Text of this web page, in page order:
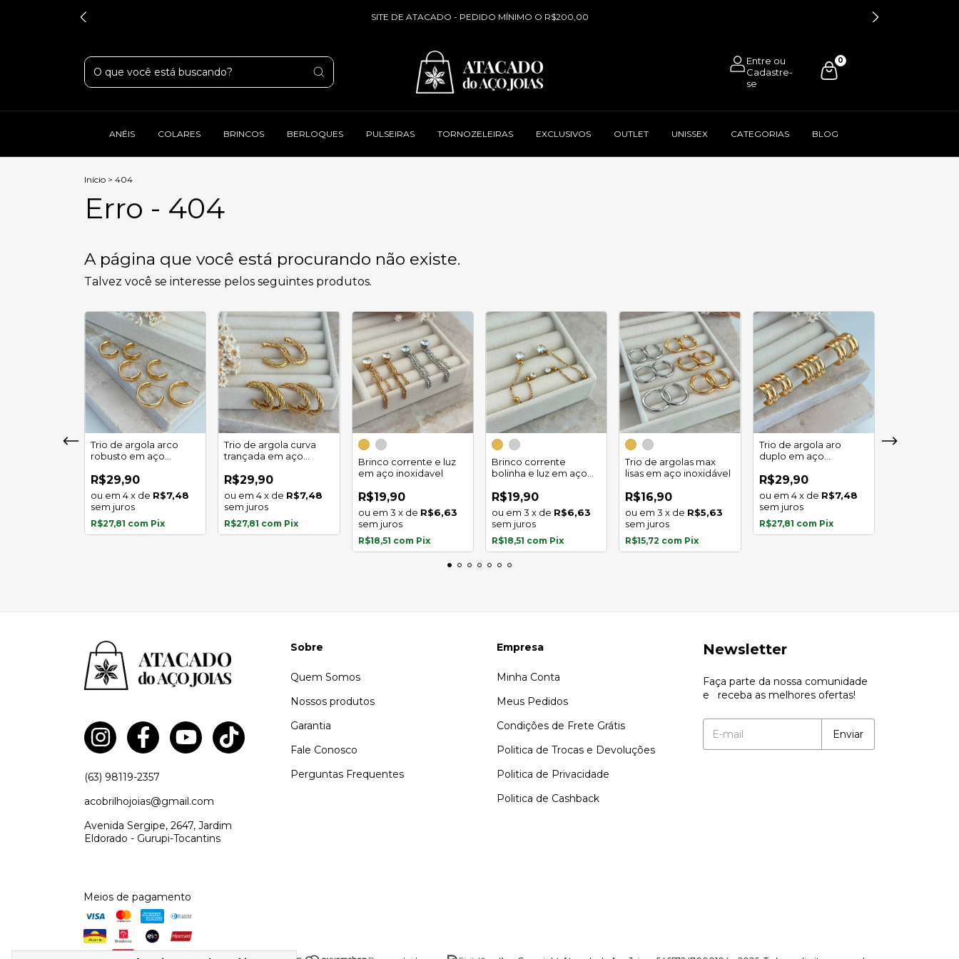
SITE DE ATACADO - PEDIDO MÍNIMO O R$200,00
0
ANÉIS COLARES BRINCOS BERLOQUES PULSEIRAS TORNOZELEIRAS EXCLUSIVOS OUTLET UNISSEX CATEGORIAS BLOG
Início > 404
Erro - 404
A página que você está procurando não existe.
Talvez você se interesse pelos seguintes produtos.
Trio de argola arco
robusto em aço
R$29,90
4x de R$7,48
sem juros
R$27,81 com Pix
Trio de argola curva
trançada em aço
R$29,90
4 x de R$7,48
sem juros
R$27,81 com Pix
Brinco corrente e luz
em aço inoxidavel
R$19,90
3 x de R$6,63
sem juros
R$18,51 com Pix
Brinco corrente
bolinha e luz em aço
R$19,90
3 x de R$6,63
sem juros
R$18,51 com Pix
Trio de argolas max
lisas em aço inoxidável
R$16,90
3 x de R$5,63
sem juros
R$15,72 com Pix
Trio de argola aro
duplo em aço
R$29,90
4 x de R$7,48
sem juros
R$27,81 com Pix
(63) 98119-2357
acobrilhojoias@gmail.com
Avenida Sergipe, 2647, Jardim
Eldorado - Gurupi-Tocantins
Sobre
Quem Somos
Nossos produtos
Garantia
Fale Conosco
Perguntas Frequentes
Empresa
Minha Conta
Meus Pedidos
Condições de Frete Grátis
Politica de Trocas e Devoluções
Politica de Privacidade
Politica de Cashback
Newsletter
Faça parte da nossa comunidade
e receba as melhores ofertas!
Meios de pagamento